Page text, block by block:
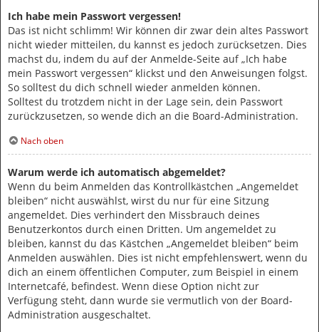
Ich habe mein Passwort vergessen!
Das ist nicht schlimm! Wir können dir zwar dein altes Passwort
nicht wieder mitteilen, du kannst es jedoch zurücksetzen. Dies
machst du, indem du auf der Anmelde-Seite auf „Ich habe
mein Passwort vergessen“ klickst und den Anweisungen folgst.
So solltest du dich schnell wieder anmelden können.
Solltest du trotzdem nicht in der Lage sein, dein Passwort
zurückzusetzen, so wende dich an die Board-Administration.
Nach oben
Warum werde ich automatisch abgemeldet?
Wenn du beim Anmelden das Kontrollkästchen „Angemeldet
bleiben“ nicht auswählst, wirst du nur für eine Sitzung
angemeldet. Dies verhindert den Missbrauch deines
Benutzerkontos durch einen Dritten. Um angemeldet zu
bleiben, kannst du das Kästchen „Angemeldet bleiben“ beim
Anmelden auswählen. Dies ist nicht empfehlenswert, wenn du
dich an einem öffentlichen Computer, zum Beispiel in einem
Internetcafé, befindest. Wenn diese Option nicht zur
Verfügung steht, dann wurde sie vermutlich von der Board-
Administration ausgeschaltet.